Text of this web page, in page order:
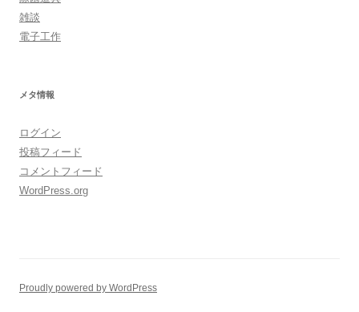
雑談
電子工作
メタ情報
ログイン
投稿フィード
コメントフィード
WordPress.org
Proudly powered by WordPress